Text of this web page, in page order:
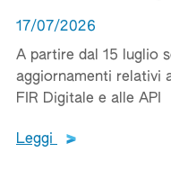
17/07/2026
A partire dal 15 luglio
aggiornamenti relativi
FIR Digitale e alle API
Leggi Leggi tutto il